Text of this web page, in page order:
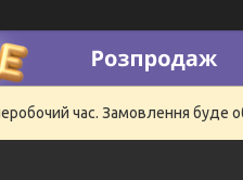
час. Замовлення